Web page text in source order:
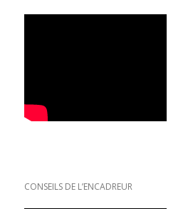
CONSEILS DE L’ENCADREUR